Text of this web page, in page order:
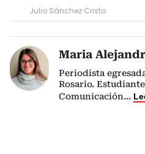
Julio Sánchez Cristo
Maria
Periodista
Rosario.
Comunicación...